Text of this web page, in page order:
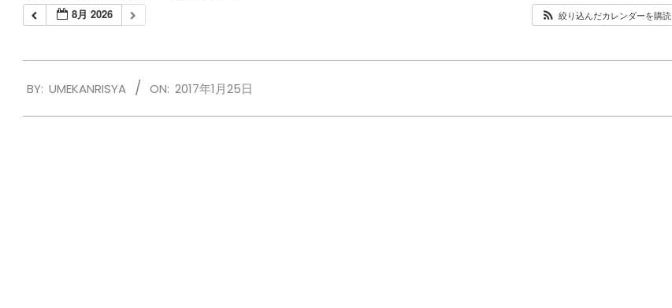
8月 2026
絞り込んだカレンダーを購読
01-
BY: UMEKANRISYA ON: 2017年1月25日